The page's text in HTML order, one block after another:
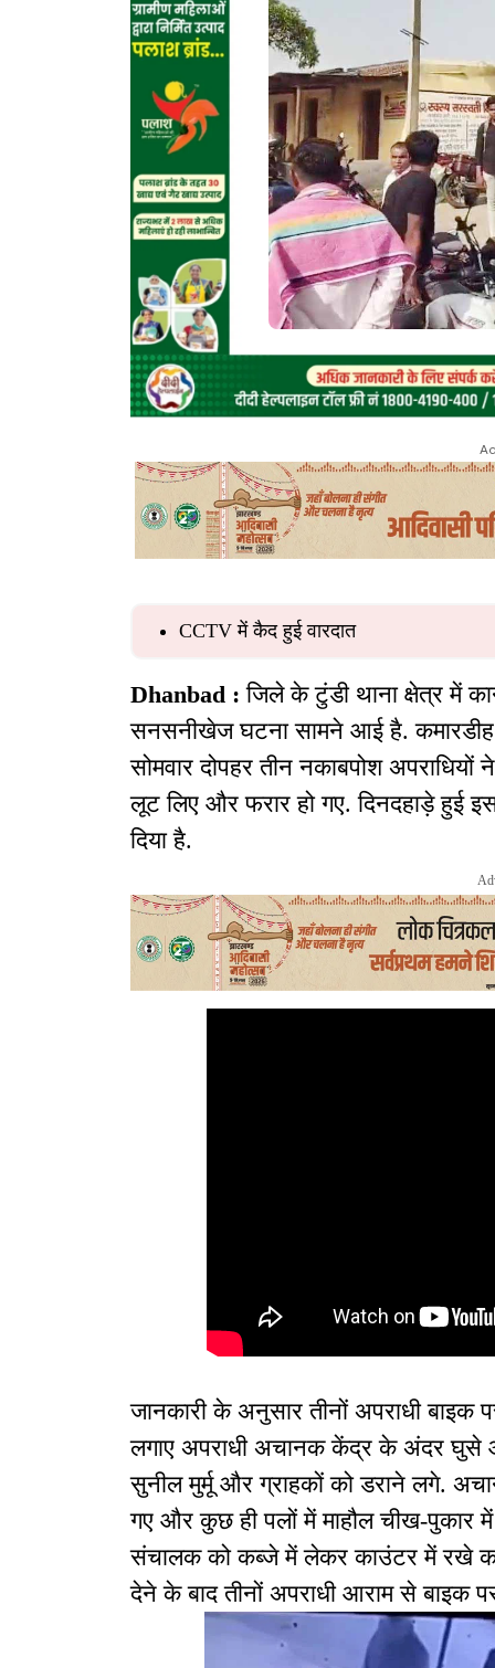
CCTV में कैद हुई वारदात
Dhanbad :जिले के टुंडी थाना क्षेत्र में
सनसनीखेज घटना सामने आई है.
सोमवार दोपहर तीन नकाबपोश
लूट लिए और फरार हो गए. दिनदहाड़े हुई
दिया है.
जानकारी के अनुसार तीनों अपराधी
लगाए अपराधी अचानक केंद्र के अंदर घुसे
सुनील मुर्मू और ग्राहकों को डराने लगे.
गए और कुछ ही पलों में माहौल चीख-पुकार
संचालक को कब्जे में लेकर काउंटर में रखे
देने के बाद तीनों अपराधी आराम से बाइक